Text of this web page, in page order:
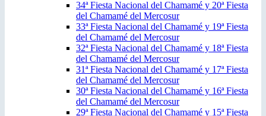
34ª Fiesta Nacional del Chamamé y 20ª Fiesta
del Chamamé del Mercosur
33ª Fiesta Nacional del Chamamé y 19ª Fiesta
del Chamamé del Mercosur
32ª Fiesta Nacional del Chamamé y 18ª Fiesta
del Chamamé del Mercosur
31ª Fiesta Nacional del Chamamé y 17ª Fiesta
del Chamamé del Mercosur
30ª Fiesta Nacional del Chamamé y 16ª Fiesta
del Chamamé del Mercosur
29ª Fiesta Nacional del Chamamé y 15ª Fiesta